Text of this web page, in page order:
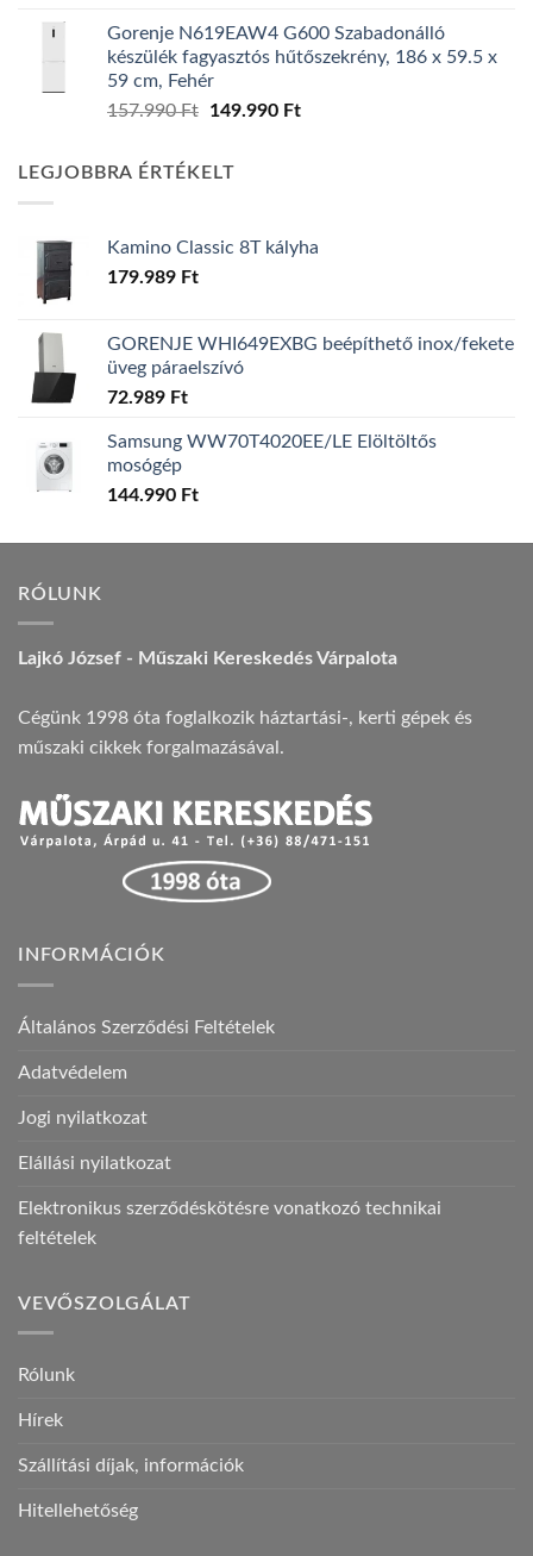
was:
139.990 Ft.
is:
119.990 Ft.
Gorenje N619EAW4 G600 Szabadonálló
készülék fagyasztós hűtőszekrény, 186 x 59.5 x
59 cm, Fehér
157.990Ft
Original
157.990 Ft.
149.990 FtCurrent
LEGJOBBRA ÉRTÉKELT
Kamino Classic 8T kályha
179.989 Ft
GORENJE WHI649EXBG beépíthető inox/fekete
üveg páraelszívó
72.989 Ft
Samsung WW70T4020EE/LE Elöltöltős
mosógép
144.990 Ft
RÓLUNK
Lajkó József - Műszaki Kereskedés Várpalota
Cégünk 1998 óta foglalkozik háztartási-, kerti gépek és
műszaki cikkek forgalmazásával.
INFORMÁCIÓK
Általános Szerződési Feltételek
Adatvédelem
Jogi nyilatkozat
Elállási nyilatkozat
Elektronikus szerződéskötésre vonatkozó technikai
feltételek
VEVŐSZOLGÁLAT
Rólunk
Hírek
Szállítási díjak, információk
Hitellehetőség